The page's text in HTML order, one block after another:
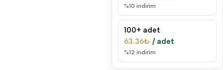
%10 indirim
100+ adet
63.36₺ / adet
%12 indirim